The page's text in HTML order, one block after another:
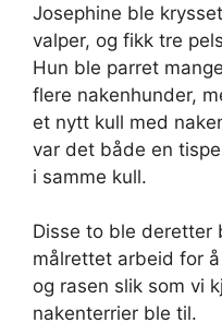
Josephine ble
valper, og fikk tre
Hun ble parret
flere nakenhunder,
et nytt kull med
var det både en
i samme kull.
Disse to ble
målrettet arbeid for
og rasen slik som vi
nakenterrier ble til.